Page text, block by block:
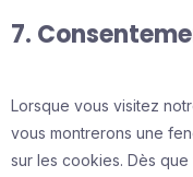
7.
Lorsque vous visitez
vous montrerons une
sur les cookies. Dès